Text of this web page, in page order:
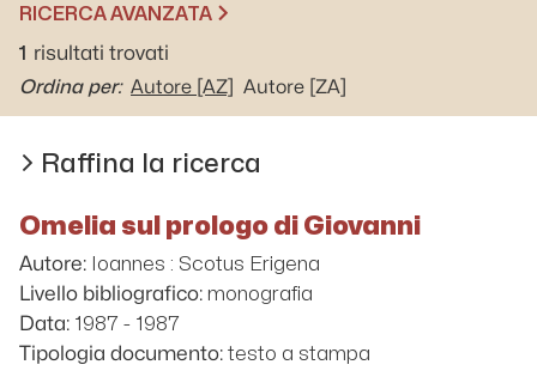
RICERCA AVANZATA
1 risultati trovati
Ordina per: Autore [AZ] Autore [ZA]
Raffina la ricerca
Omelia sul prologo di Giovanni
Autore: Ioannes : Scotus Erigena
Livello bibliografico: monografia
Data: 1987 - 1987
Tipologia documento: testo a stampa